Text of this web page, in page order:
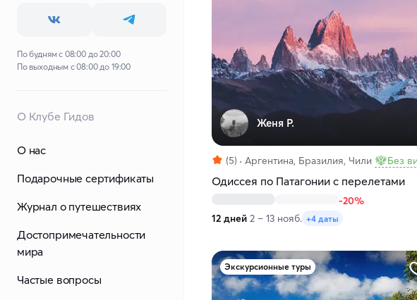
По будням с 08:00 до 20:00
По выходным с 08:00 до 19:00
О Клубе Гидов
О нас
Подарочные сертификаты
Журнал о путешествиях
Достопримечательности
мира
Частые вопросы
Женя Р.
(5) Аргентина, Бразилия, Чили Без
Одиссея по Патагонии с перелетами
-20%
12 дней 2 – 13 нояб. +4 даты
Экскурсионные туры